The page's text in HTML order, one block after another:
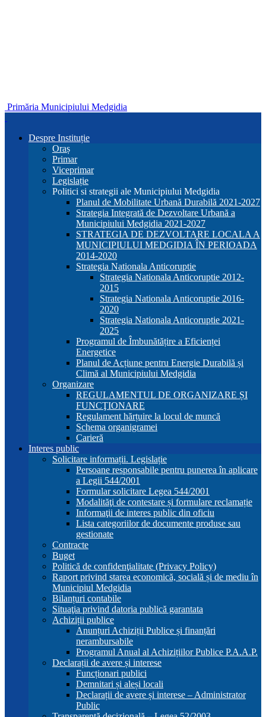
Primăria Municipiului Medgidia
Despre Instituție
Oraș
Primar
Viceprimar
Legislație
Politici si strategii ale Municipiului Medgidia
Planul de Mobilitate Urbană Durabilă 2021-2027
Strategia Integrată de Dezvoltare Urbană a
Municipiului Medgidia 2021-2027
STRATEGIA DE DEZVOLTARE LOCALA A
MUNICIPIULUI MEDGIDIA ÎN PERIOADA
2014-2020
Strategia Nationala Anticoruptie
Strategia Nationala Anticoruptie 2012-
2015
Strategia Nationala Anticoruptie 2016-
2020
Strategia Nationala Anticoruptie 2021-
2025
Programul de Îmbunătățire a Eficienței
Energetice
Planul de Acțiune pentru Energie Durabilă și
Climă al Municipiului Medgidia
Organizare
REGULAMENTUL DE ORGANIZARE ȘI
FUNCŢIONARE
Regulament hărțuire la locul de muncă
Schema organigramei
Carieră
Interes public
Solicitare informații. Legislație
Persoane responsabile pentru punerea în aplicare
a Legii 544/2001
Formular solicitare Legea 544/2001
Modalităţi de contestare și formulare reclamație
Informaţii de interes public din oficiu
Lista categoriilor de documente produse sau
gestionate
Contracte
Buget
Politică de confidenţialitate (Privacy Policy)
Raport privind starea economică, socială și de mediu în
Municipiul Medgidia
Bilanțuri contabile
Situaţia privind datoria publică garantata
Achiziții publice
Anunțuri Achiziții Publice și finanțări
nerambursabile
Programul Anual al Achizițiilor Publice P.A.A.P.
Declarații de avere și interese
Funcționari publici
Demnitari și aleși locali
Declarații de avere și interese – Administrator
Public